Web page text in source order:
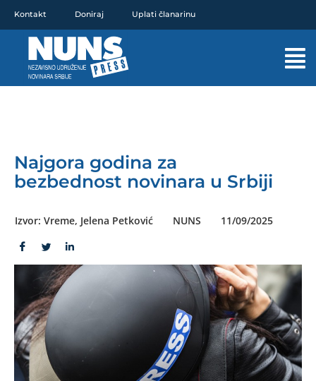
sadržaj
Kontakt Doniraj Uplati članarinu
Najgora godina za
bezbednost novinara u Srbiji
Izvor: Vreme, Jelena Petković NUNS 11/09/2025